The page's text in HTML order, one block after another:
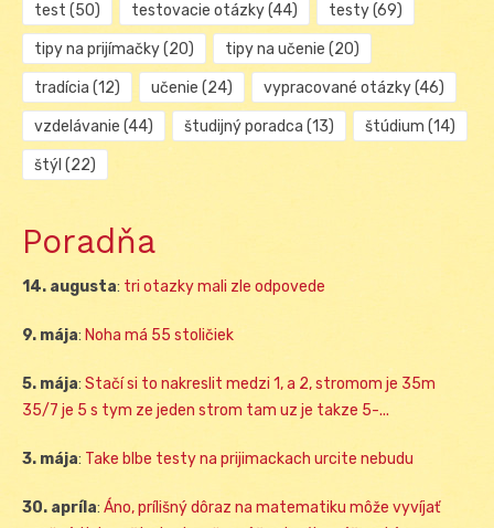
test (50) testovacie otázky(44) testy(69)
tipy na prijímačky(20) tipy na učenie (20)
tradícia (12) učenie (24) vypracované otázky(46)
vzdelávanie (44) študijný poradca (13) štúdium (14)
štýl (22)
Poradňa
14. augusta: tri otazky mali zle odpovede
9. mája: Noha má 55 stoličiek
5. mája: Stačí si to nakreslit medzi 1, a 2, stromom je 35m
35/7 je 5 s tym ze jeden strom tam uz je takze 5-...
3. mája: Take blbe testy na prijimackach urcite nebudu
30. apríla: Áno, prílišný dôraz na matematiku môže vyvíjať